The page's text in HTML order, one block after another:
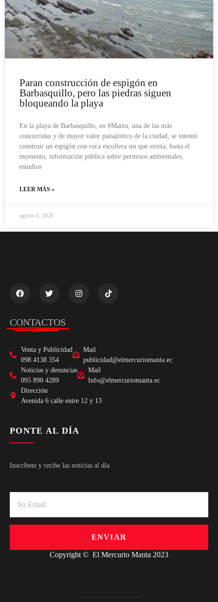
Paran construcción de espigón en
Barbasquillo, pero las piedras siguen
bloqueando la playa
En la playa de Barbasquillo, en #Manta, una de las más
concurridas y de mayor valor paisajístico de la ciudad, se intentó
construir un espigón con roca escollera sin que exista, hasta el
momento, información pública sobre permisos ambientales,
estudios
LEER MÁS »
agosto 6, 2026
CONTACTOS
Venta y Publicidad
098 4138 354
Mail
publicidad@elmercuriomanta.ec
Noticias y denuncias
095 890 4289
Mail
Info@elmercuriomanta.ec
Dirección
Avenida 6 calle entre 12 y 13
PONTE AL DÍA
Inscríbete y recibe las noticias al día
ENVIAR
Copyright © El Mercurio Manta 2023